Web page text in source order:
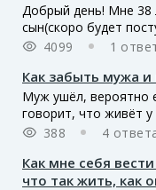
Добрый день! Мне 38
сын(скоро будет
4099
1
Как забыть мужа и
Муж ушёл, вероятно
говорит, что живёт
388
4
Как мне себя
что так жить, как